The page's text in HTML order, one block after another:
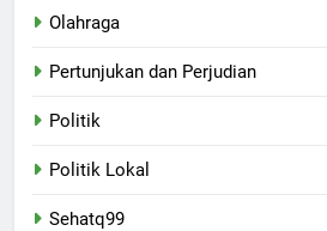
Olahraga
Pertunjukan dan Perjudian
Politik
Politik Lokal
Sehatq99